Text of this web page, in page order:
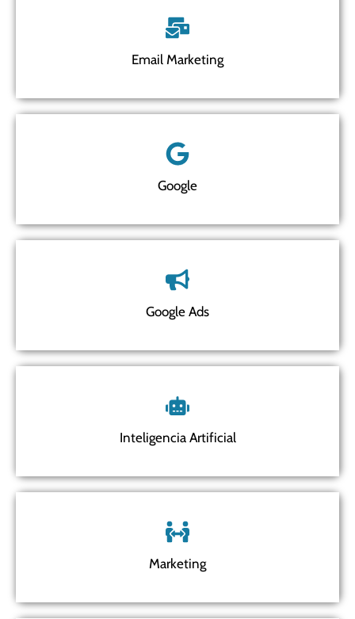
Email Marketing
Google
Google Ads
Inteligencia Artificial
Marketing